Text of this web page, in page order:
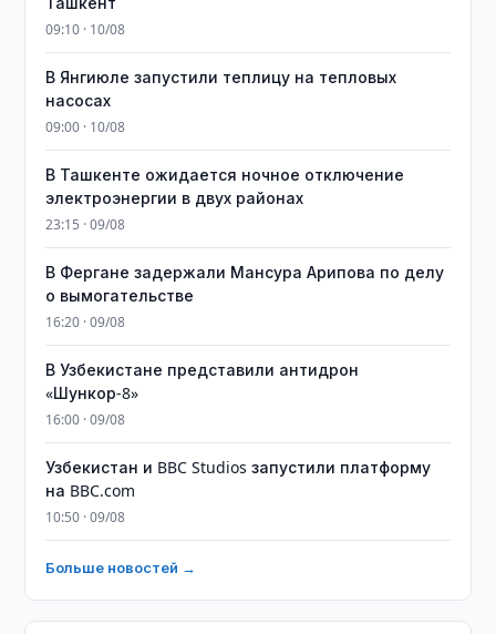
09:10 · 10/08
В Янгиюле запустили теплицу на тепловых
насосах
09:00 · 10/08
В Ташкенте ожидается ночное отключение
электроэнергии в двух районах
23:15 · 09/08
В Фергане задержали Мансура Арипова по делу
о вымогательстве
16:20 · 09/08
В Узбекистане представили антидрон
«Шункор-8»
16:00 · 09/08
Узбекистан и BBC Studios запустили платформу
на BBC.com
10:50 · 09/08
Больше новостей →